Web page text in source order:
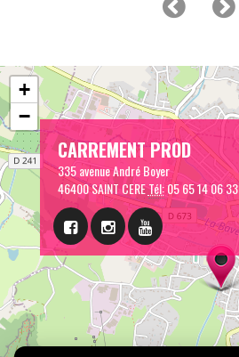
CARREMENT PROD
335 avenue André Boyer
46400 SAINT CERETél:05 65 14 06 33
+
−